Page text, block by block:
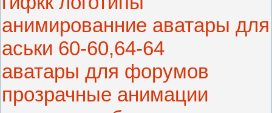
анимированние аватары для
аськи 60-60,64-64
аватары для форумов
прозрачные анимации